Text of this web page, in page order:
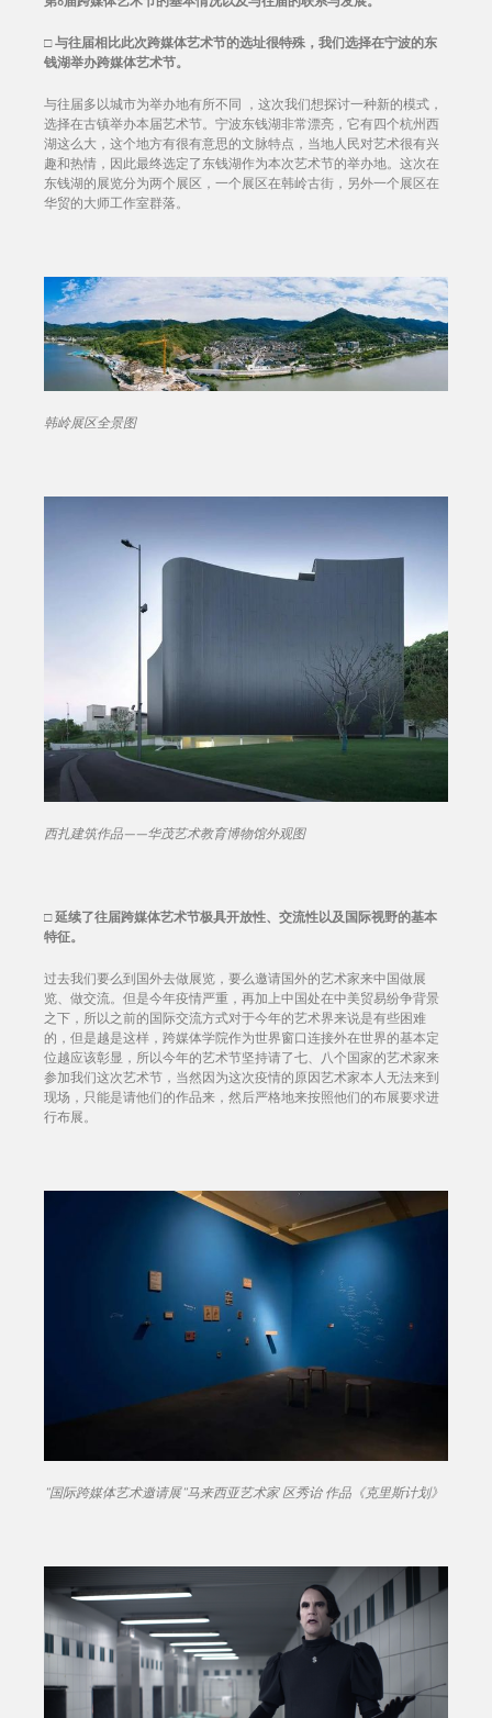
□与往届相比此次跨媒体艺术节的选址很特殊，我们选择在宁波的东
钱湖举办跨媒体艺术节。
与往届多以城市为举办地有所不同 ，这次我们想探讨一种新的模式，
选择在古镇举办本届艺术节。宁波东钱湖非常漂亮，它有四个杭州西
湖这么大，这个地方有很有意思的文脉特点，当地人民对艺术很有兴
趣和热情，因此最终选定了东钱湖作为本次艺术节的举办地。这次在
东钱湖的展览分为两个展区，一个展区在韩岭古街，另外一个展区在
华贸的大师工作室群落。
韩岭展区全景图
西扎建筑作品——华茂艺术教育博物馆外观图
□延续了往届跨媒体艺术节极具开放性、交流性以及国际视野的基本
特征。
过去我们要么到国外去做展览，要么邀请国外的艺术家来中国做展
览、做交流。但是今年疫情严重，再加上中国处在中美贸易纷争背景
之下，所以之前的国际交流方式对于今年的艺术界来说是有些困难
的，但是越是这样，跨媒体学院作为世界窗口连接外在世界的基本定
位越应该彰显，所以今年的艺术节坚持请了七、八个国家的艺术家来
参加我们这次艺术节，当然因为这次疫情的原因艺术家本人无法来到
现场，只能是请他们的作品来，然后严格地来按照他们的布展要求进
行布展。
"国际跨媒体艺术邀请展"马来西亚艺术家 区秀诒 作品《克里斯计划》